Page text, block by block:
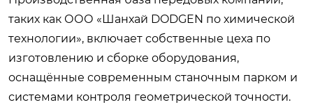
таких как ООО «Шанхай DODGEN по химической
технологии», включает собственные цеха по
изготовлению и сборке оборудования,
оснащённые современным станочным парком и
системами контроля геометрической точности.